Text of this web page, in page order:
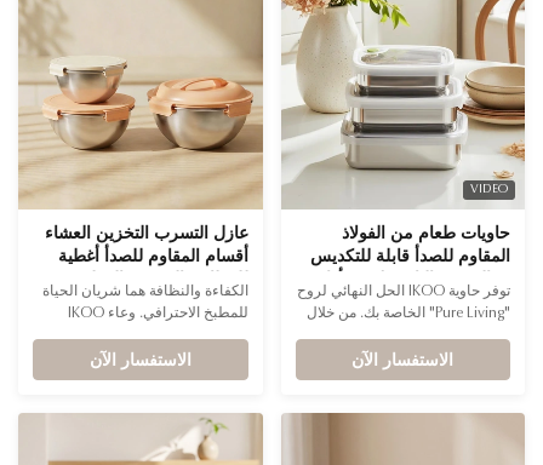
include 260 ml, 820 ml, 1200
Rectangular,Square,Round Usage
VIDEO
حاويات طعام من الفولاذ
المقاوم للصدأ قابلة للتكديس
وخالية من البلاستيك مع أداء
عالٍ لعلامات البيع بالتجزئة
المهتمة بالصحة
توفر حاوية IKOO الحل النهائي لروح
"Pure Living" الخاصة بك. من خلال
الطبي والسيليكون الآمن على
الاستفسار الآن
عازل التسرب التخزين العشاء
أقسام المقاوم للصدأ أغطية
للمطاعم المهنية / المطبخ
المركزي
الكفاءة والنظافة هما شريان الحياة
للمطبخ الاحترافي. وعاء IKOO
بدرجة احترافية، وقد تم تصميمه
ليتحمل متطلبات التردد العالي
الاستفسار الآن